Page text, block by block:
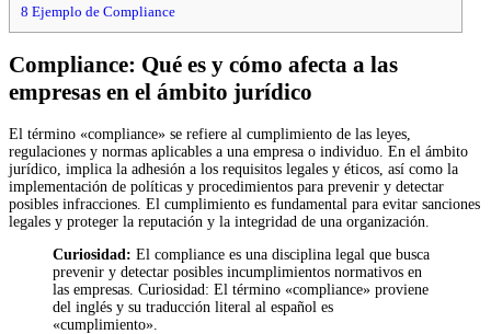
8 Ejemplo de Compliance
Compliance: Qué es y cómo afecta a las
empresas en el ámbito jurídico
El término «compliance» se refiere al cumplimiento de las leyes,
regulaciones y normas aplicables a una empresa o individuo. En el ámbito
jurídico, implica la adhesión a los requisitos legales y éticos, así como la
implementación de políticas y procedimientos para prevenir y detectar
posibles infracciones. El cumplimiento es fundamental para evitar sanciones
legales y proteger la reputación y la integridad de una organización.
Curiosidad: El compliance es una disciplina legal que busca
prevenir y detectar posibles incumplimientos normativos en
las empresas. Curiosidad: El término «compliance» proviene
del inglés y su traducción literal al español es
«cumplimiento».